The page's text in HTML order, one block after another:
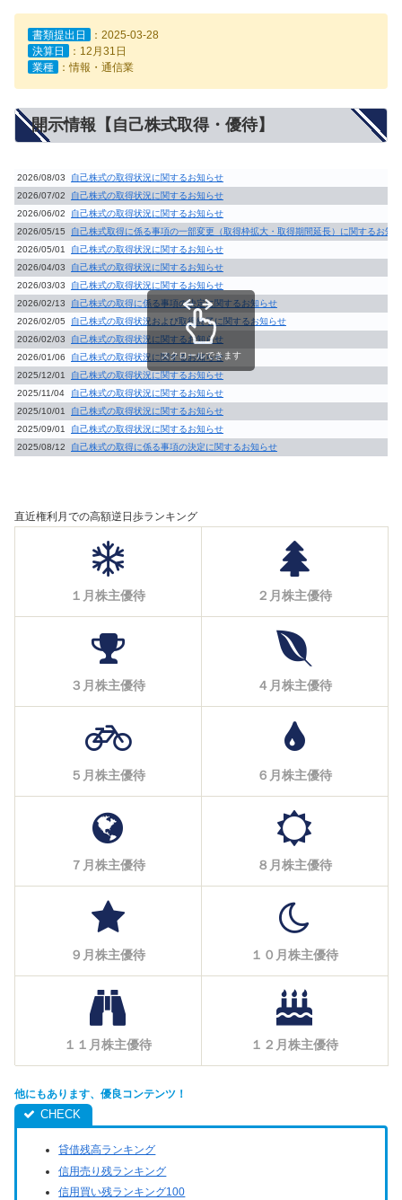
書類提出日
：2025-03-28
決算日
：12月31日
業種
：情報・通信業
開示情報【自己株式取得・優待】
2026/08/03
自己株式の取得状況に関するお知らせ
2026/07/02
自己株式の取得状況に関するお知らせ
2026/06/02
自己株式の取得状況に関するお知らせ
2026/05/15
自己株式取得に係る事項の一部変更（取得枠拡大・取得期間延長）に関するお知
2026/05/01
自己株式の取得状況に関するお知らせ
2026/04/03
自己株式の取得状況に関するお知らせ
2026/03/03
自己株式の取得状況に関するお知らせ
2026/02/13
自己株式の取得に係る事項の決定に関するお知らせ
2026/02/05
自己株式の取得状況および取得終了に関するお知らせ
2026/02/03
自己株式の取得状況に関するお知らせ
2026/01/06
自己株式の取得状況に関するお知らせ
2025/12/01
自己株式の取得状況に関するお知らせ
2025/11/04
自己株式の取得状況に関するお知らせ
2025/10/01
自己株式の取得状況に関するお知らせ
2025/09/01
自己株式の取得状況に関するお知らせ
2025/08/12
自己株式の取得に係る事項の決定に関するお知らせ
スクロールできます
直近権利月での高額逆日歩ランキング
１月株主優待 ２月株主優待
３月株主優待 ４月株主優待
５月株主優待 ６月株主優待
７月株主優待 ８月株主優待
９月株主優待 １０月株主優待
１１月株主優待 １２月株主優待
他にもあります、優良コンテンツ！
貸借残高ランキング
信用売り残ランキング
信用買い残ランキング100